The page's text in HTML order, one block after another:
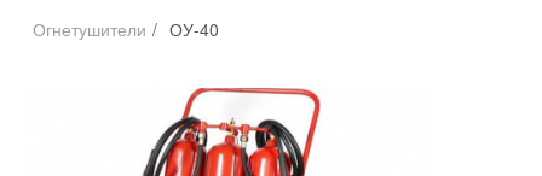
Огнетушители / ОУ-40